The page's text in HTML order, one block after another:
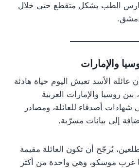
الطب بشكل متقطع حتى خلال
والإمارات
عائلة الأسد تعيش اليوم حياة هادئة
بين روسيا والإمارات العربية
شهادات أصدقاء للعائلة، ومصادر
إلى بيانات مسرّبة.
يُرجّح أن تكون العائلة مقيمة
غرب موسكو، وهي واحدة من أكثر